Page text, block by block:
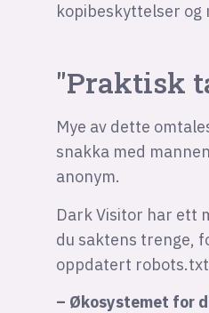
kopibeskyttelser og
"Praktisk
Mye av dette
snakka med
anonym.
Dark Visitor har ett
du saktens trenge,
oppdatert
– Økosystemet for